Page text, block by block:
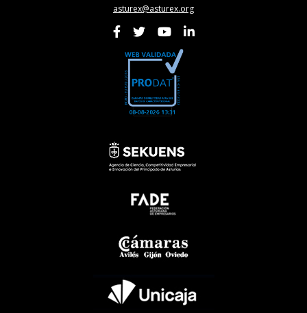
asturex@asturex.org